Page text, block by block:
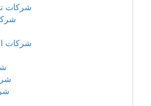
شركات
شركات